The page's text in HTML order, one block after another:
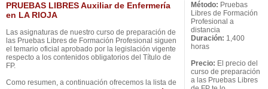
PRUEBAS LIBRES Auxiliar de Enfermería
en LA RIOJA
Las asignaturas de nuestro curso de preparación de
las Pruebas Libres de Formación Profesional siguen
el temario oficial aprobado por la legislación vigente
respecto a los contenidos obligatorios del Título de
FP.
Como resumen, a continuación ofrecemos la lista de
Método: Pruebas
Libres de Formación
Profesional a
distancia
Duración: 1,400
horas
Precio: El precio del
curso de preparación
a las Pruebas Libres